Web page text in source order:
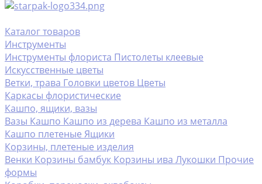
Каталог товаров
Инструменты
Инструменты флориста Пистолеты клеевые
Искусственные цветы
Ветки, трава Головки цветов Цветы
Каркасы флористические
Кашпо, ящики, вазы
Вазы Кашпо Кашпо из дерева Кашпо из металла
Кашпо плетеные Ящики
Корзины, плетеные изделия
Венки Корзины бамбук Корзины ива Лукошки Прочие
формы